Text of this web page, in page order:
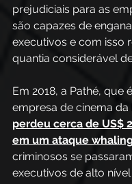
prejudiciais para as
são capazes de
executivos e com isso
quantia considerável
Em 2018, a Pathé, que
empresa de cinema da
perdeu cerca de US$
em um ataque
criminosos se
executivos de alto